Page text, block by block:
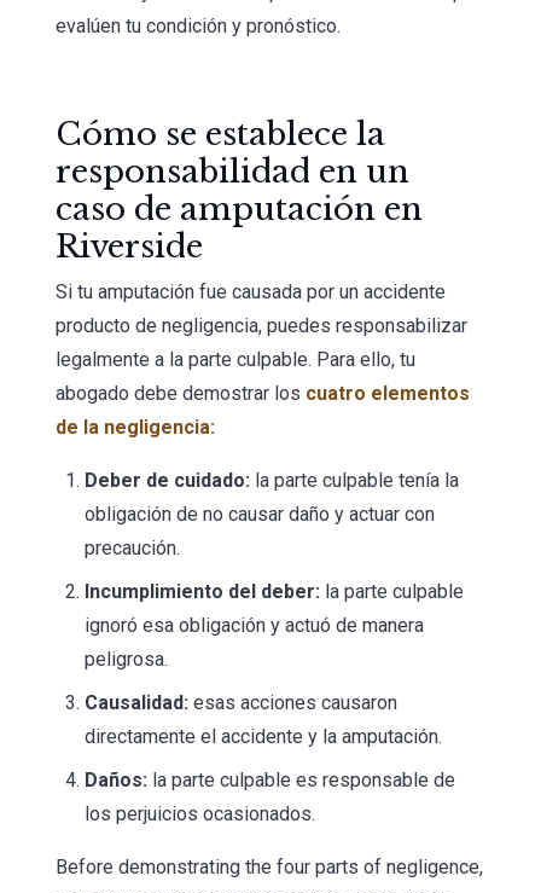
evalúen tu condición y pronóstico.
Cómo se establece la
responsabilidad en un
caso de amputación en
Riverside
Si tu amputación fue causada por un accidente
producto de negligencia, puedes responsabilizar
legalmente a la parte culpable. Para ello, tu
abogado debe demostrar los cuatro elementos
de la negligencia:
Deber de cuidado: la parte culpable tenía la
obligación de no causar daño y actuar con
precaución.
Incumplimiento del deber: la parte culpable
ignoró esa obligación y actuó de manera
peligrosa.
Causalidad: esas acciones causaron
directamente el accidente y la amputación.
Daños: la parte culpable es responsable de
los perjuicios ocasionados.
Before demonstrating the four parts of negligence,